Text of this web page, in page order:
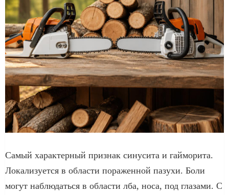
Самый характерный признак синусита и гайморита.
Локализуется в области пораженной пазухи. Боли
могут наблюдаться в области лба, носа, под глазами. С